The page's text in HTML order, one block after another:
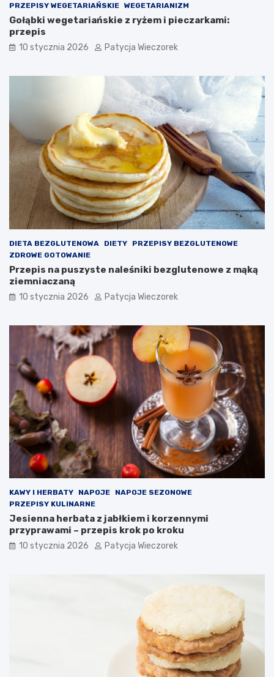
PRZEPISY WEGETARIAŃSKIE WEGETARIANIZM
Gołąbki wegetariańskie z ryżem i pieczarkami:
przepis
10 stycznia 2026 Patycja Wieczorek
DIETA BEZGLUTENOWA DIETY
PRZEPISY BEZGLUTENOWE
ZDROWE GOTOWANIE
Przepis na puszyste naleśniki bezglutenowe z mąką
ziemniaczaną
10 stycznia 2026 Patycja Wieczorek
KAWY I HERBATY NAPOJE
NAPOJE SEZONOWE
PRZEPISY KULINARNE
Jesienna herbata z jabłkiem i korzennymi
przyprawami – przepis krok po kroku
10 stycznia 2026 Patycja Wieczorek